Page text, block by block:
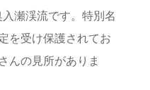
瀬渓流です。特別名
を受け保護されてお
んの見所がありま